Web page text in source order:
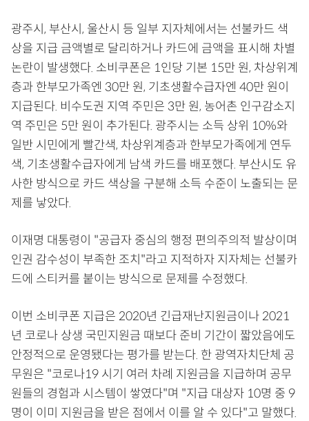
광주시, 부산시, 울산시 등 일부 지자체에서는 선불카드 색
상을 지급 금액별로 달리하거나 카드에 금액을 표시해 차별
논란이 발생했다. 소비쿠폰은 1인당 기본 15만 원, 차상위계
층과 한부모가족엔 30만 원, 기초생활수급자엔 40만 원이
지급된다. 비수도권 지역 주민은 3만 원, 농어촌 인구감소지
역 주민은 5만 원이 추가된다. 광주시는 소득 상위 10%와
일반 시민에게 빨간색, 차상위계층과 한부모가족에게 연두
색, 기초생활수급자에게 남색 카드를 배포했다. 부산시도 유
사한 방식으로 카드 색상을 구분해 소득 수준이 노출되는 문
제를 낳았다.
이재명 대통령이 "공급자 중심의 행정 편의주의적 발상이며
인권 감수성이 부족한 조치"라고 지적하자 지자체는 선불카
드에 스티커를 붙이는 방식으로 문제를 수정했다.
이번 소비쿠폰 지급은 2020년 긴급재난지원금이나 2021
년 코로나 상생 국민지원금 때보다 준비 기간이 짧았음에도
안정적으로 운영됐다는 평가를 받는다. 한 광역자치단체 공
무원은 "코로나19 시기 여러 차례 지원금을 지급하며 공무
원들의 경험과 시스템이 쌓였다"며 "지급 대상자 10명 중 9
명이 이미 지원금을 받은 점에서 이를 알 수 있다"고 말했다.